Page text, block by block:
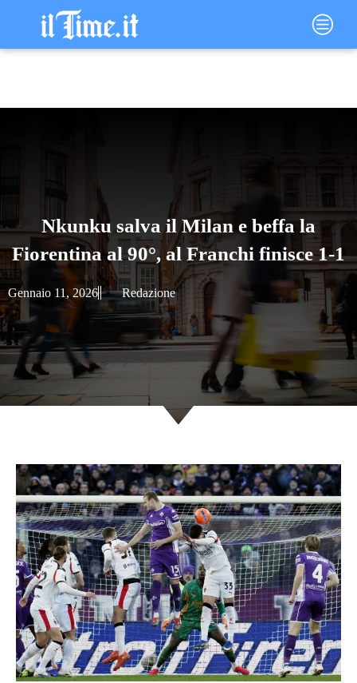
contenuto
Main
Menu
Nkunku salva il Milan e beffa la
Fiorentina al 90°, al Franchi finisce 1-1
Gennaio 11, 2026 Redazione